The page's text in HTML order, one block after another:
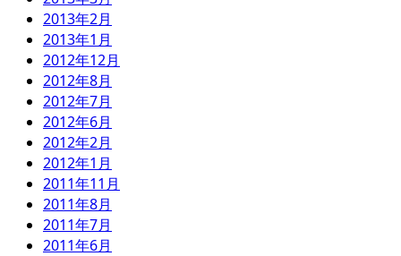
2013年2月
2013年1月
2012年12月
2012年8月
2012年7月
2012年6月
2012年2月
2012年1月
2011年11月
2011年8月
2011年7月
2011年6月